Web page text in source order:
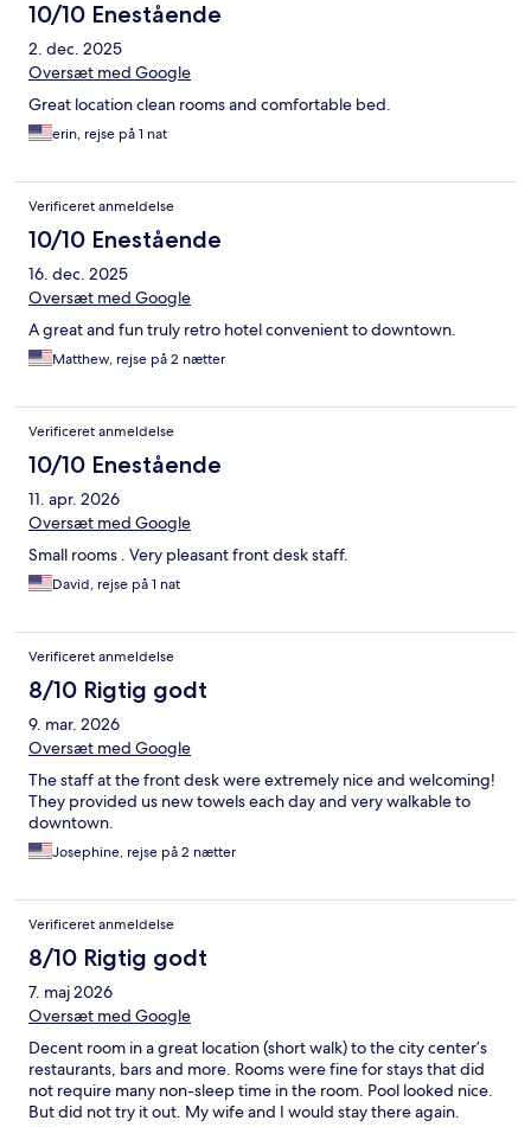
10/10 Enestående
2. dec. 2025
Oversæt med Google
Great location clean rooms and comfortable bed.
erin, rejse på 1 nat
Verificeret anmeldelse
10/10 Enestående
16. dec. 2025
Oversæt med Google
A great and fun truly retro hotel convenient to downtown.
Matthew, rejse på 2 nætter
Verificeret anmeldelse
10/10 Enestående
11. apr. 2026
Oversæt med Google
Small rooms . Very pleasant front desk staff.
David, rejse på 1 nat
Verificeret anmeldelse
8/10 Rigtig godt
9. mar. 2026
Oversæt med Google
The staff at the front desk were extremely nice and welcoming!
They provided us new towels each day and very walkable to
downtown.
Josephine, rejse på 2 nætter
Verificeret anmeldelse
8/10 Rigtig godt
7. maj 2026
Oversæt med Google
Decent room in a great location (short walk) to the city center’s
restaurants, bars and more. Rooms were fine for stays that did
not require many non-sleep time in the room. Pool looked nice.
But did not try it out. My wife and I would stay there again.